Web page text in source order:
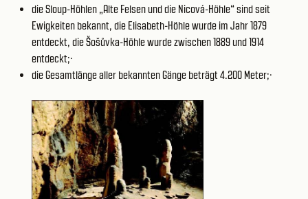
die Sloup-Höhlen „Alte Felsen und die Nicová-Höhle“ sind seit
Ewigkeiten bekannt, die Elisabeth-Höhle wurde im Jahr 1879
entdeckt, die Šošůvka-Höhle wurde zwischen 1889 und 1914
entdeckt;·
die Gesamtlänge aller bekannten Gänge beträgt 4.200 Meter;·